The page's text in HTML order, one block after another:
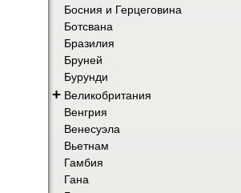
Босния и Герцеговина
Ботсвана
Бразилия
Бруней
Бурунди
+ Великобритания
Венгрия
Венесуэла
Вьетнам
Гамбия
Гана